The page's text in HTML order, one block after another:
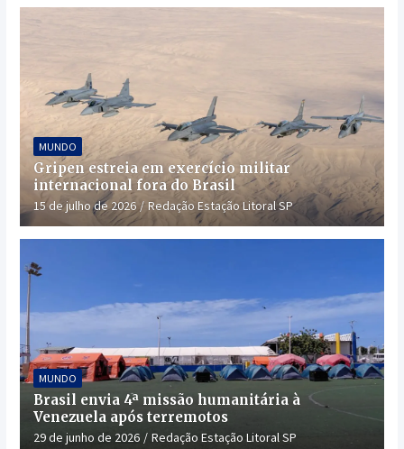
MUNDO
Gripen estreia em exercício militar
internacional fora do Brasil
15 de julho de 2026 Redação Estação Litoral SP
MUNDO
Brasil envia 4ª missão humanitária à
Venezuela após terremotos
29 de junho de 2026 Redação Estação Litoral SP